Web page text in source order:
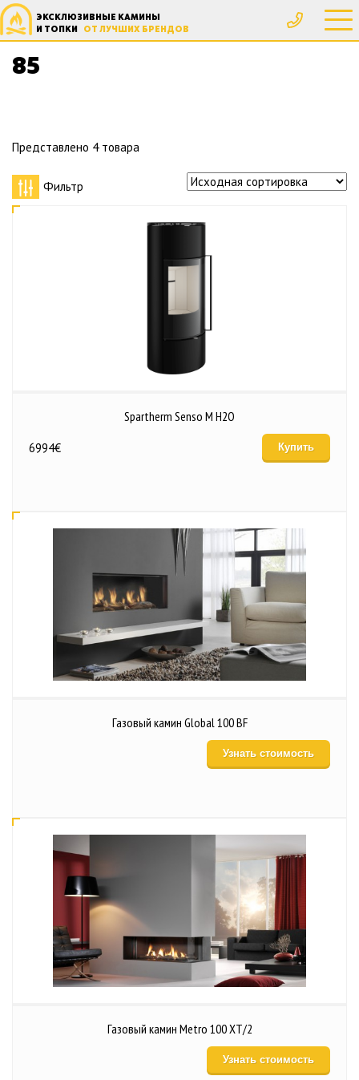
ЭКСКЛЮЗИВНЫЕ КАМИНЫ
И ТОПКИ ОТ ЛУЧШИХ БРЕНДОВ
85
Главная Товар КПД, %
Представлено 4 товара
Фильтр
Spartherm Senso M H2O
6994€ Купить
Газовый камин Global 100 BF
Узнать стоимость
Газовый камин Metro 100 XT/2
Узнать стоимость